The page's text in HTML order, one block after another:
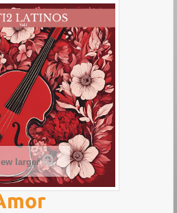
larger